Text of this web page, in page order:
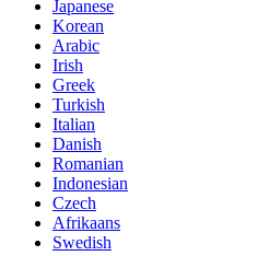
Japanese
Korean
Arabic
Irish
Greek
Turkish
Italian
Danish
Romanian
Indonesian
Czech
Afrikaans
Swedish